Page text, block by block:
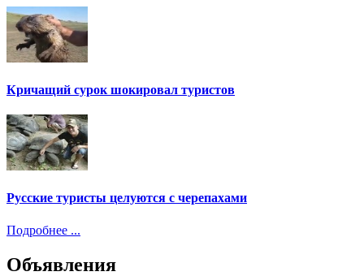
Кричащий сурок шокировал туристов
Русские туристы целуются с черепахами
Подробнее ...
Объявления